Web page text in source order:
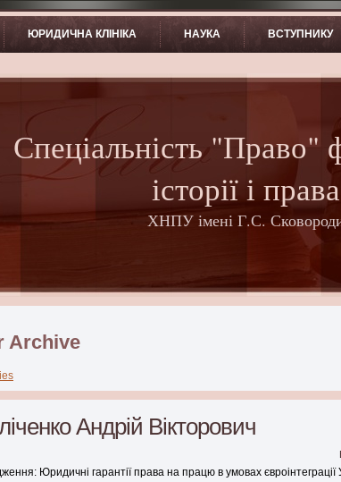
ЮРИДИЧНА КЛІНІКА НАУКА ВСТУПНИКУ
Спеціальність "Право"
історії і права
ХНПУ імені Г.С.
Archive
Андрій Вікторович
Юридичні гарантії права на працю в умовах євроінтеграції